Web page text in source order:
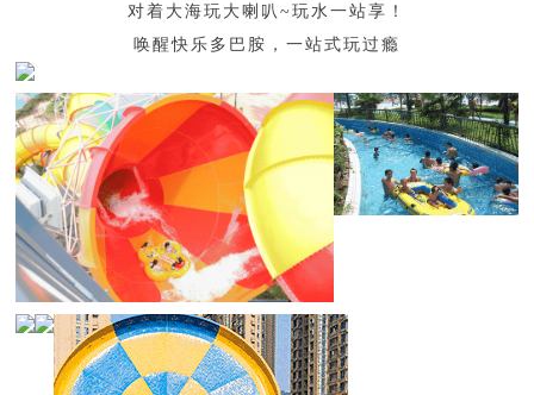
对着大海玩大喇叭~玩水一站享！
唤醒快乐多巴胺，一站式玩过瘾